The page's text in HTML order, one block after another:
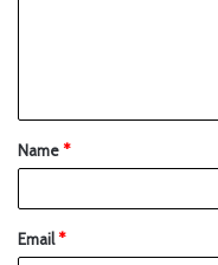
Name*
Email*